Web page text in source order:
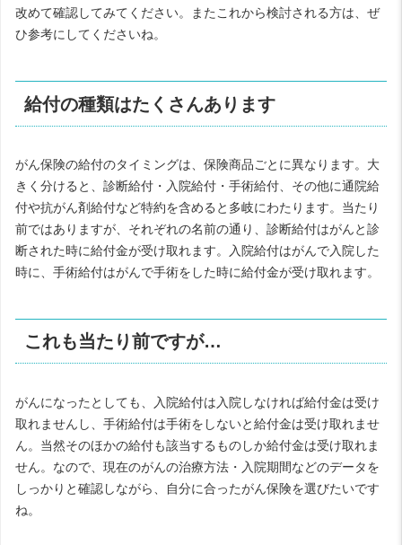
改めて確認してみてください。またこれから検討される方は、ぜ
ひ参考にしてくださいね。
給付の種類はたくさんあります
がん保険の給付のタイミングは、保険商品ごとに異なります。大
きく分けると、診断給付・入院給付・手術給付、その他に通院給
付や抗がん剤給付など特約を含めると多岐にわたります。当たり
前ではありますが、それぞれの名前の通り、診断給付はがんと診
断された時に給付金が受け取れます。入院給付はがんで入院した
時に、手術給付はがんで手術をした時に給付金が受け取れます。
これも当たり前ですが…
がんになったとしても、入院給付は入院しなければ給付金は受け
取れませんし、手術給付は手術をしないと給付金は受け取れませ
ん。当然そのほかの給付も該当するものしか給付金は受け取れま
せん。なので、現在のがんの治療方法・入院期間などのデータを
しっかりと確認しながら、自分に合ったがん保険を選びたいです
ね。